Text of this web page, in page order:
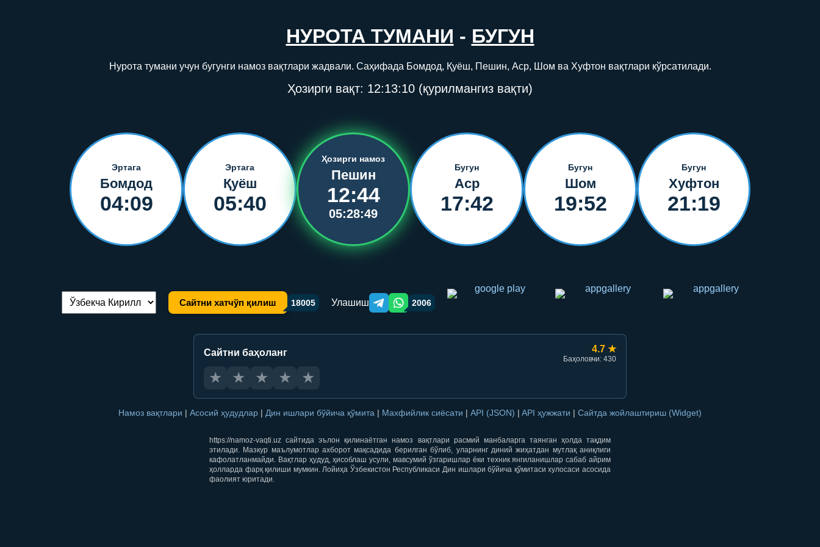
НУРОТА ТУМАНИ - БУГУН
Нурота тумани учун бугунги намоз вақтлари жадвали. Саҳифада Бомдод, Қуёш, Пешин, Аср, Шом ва Хуфтон вақтлари кўрсатилади.
Ҳозирги вақт: 12:13:10 (қурилмангиз вақти)
Эртага
Бомдод
04:09
Эртага
Қуёш
05:40
Ҳозирги намоз
Пешин
12:44
05:28:49
Бугун
Аср
17:42
Бугун
Шом
19:52
Бугун
Хуфтон
21:19
Тилни алмаштириш: Сайтни хатчўп қилиш 18005 Улашиш Telegram orqali ulashish
WhatsApp orqali ulashish
2006
Сайтни баҳоланг 4.7 ★
Баҳоловчи: 430
★ ★ ★ ★ ★
Намоз вақтлари | Асосий ҳудудлар | Дин ишлари бўйича қўмита | Махфийлик сиёсати | API (JSON) | API ҳужжати | Сайтда жойлаштириш (Widget)
https://namoz-vaqti.uz сайтида эълон қилинаётган намоз вақтлари расмий манбаларга таянган ҳолда тақдим
этилади. Мазкур маълумотлар ахборот мақсадида берилган бўлиб, уларнинг диний жиҳатдан мутлақ аниқлиги
кафолатланмайди. Вақтлар ҳудуд, ҳисоблаш усули, мавсумий ўзгаришлар ёки техник янгиланишлар сабаб айрим
ҳолларда фарқ қилиши мумкин. Лойиҳа Ўзбекистон Республикаси Дин ишлари бўйича қўмитаси хулосаси асосида
фаолият юритади.